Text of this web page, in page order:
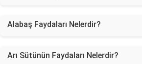
Alabaş Faydaları Nelerdir?
Arı Sütünün Faydaları Nelerdir?